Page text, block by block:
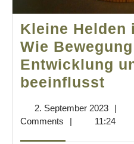
Kleine Helden
Wie
Entwicklung
beeinflusst
im
2. September 20232. |
Comments
| 11:24